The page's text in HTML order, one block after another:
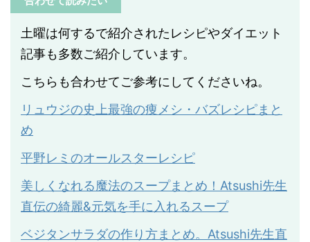
土曜は何するで紹介されたレシピやダイエット
記事も多数ご紹介しています。
こちらも合わせてご参考にしてくださいね。
リュウジの史上最強の痩メシ・バズレシピまと
め
平野レミのオールスターレシピ
美しくなれる魔法のスープまとめ！Atsushi先生
直伝の綺麗&元気を手に入れるスープ
ベジタンサラダの作り方まとめ。Atsushi先生直